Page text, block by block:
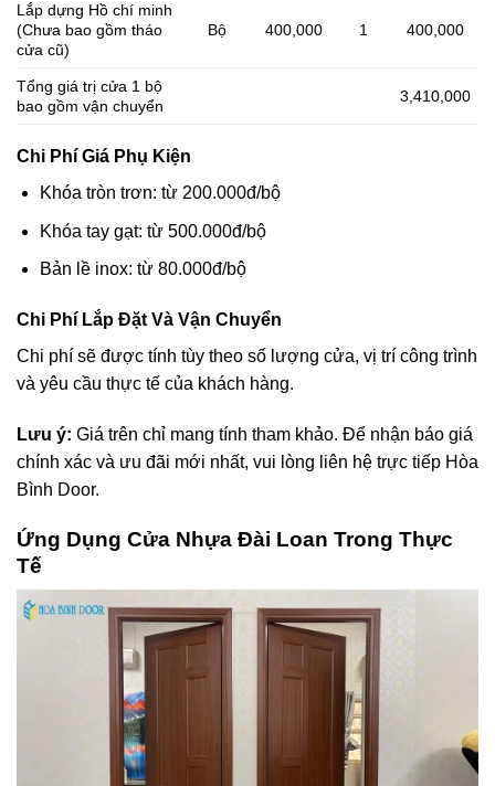
Lắp dựng Hồ chí minh
(Chưa bao gồm tháo
cửa cũ)
Bộ 400,000 1 400,000
Tổng giá trị cửa 1 bộ
bao gồm vận chuyển
3,410,000
Chi Phí Giá Phụ Kiện
Khóa tròn trơn: từ 200.000đ/bộ
Khóa tay gạt: từ 500.000đ/bộ
Bản lề inox: từ 80.000đ/bộ
Chi Phí Lắp Đặt Và Vận Chuyển
Chi phí sẽ được tính tùy theo số lượng cửa, vị trí công trình
và yêu cầu thực tế của khách hàng.
Lưu ý: Giá trên chỉ mang tính tham khảo. Để nhận báo giá
chính xác và ưu đãi mới nhất, vui lòng liên hệ trực tiếp Hòa
Bình Door.
Ứng Dụng Cửa Nhựa Đài Loan Trong Thực
Tế